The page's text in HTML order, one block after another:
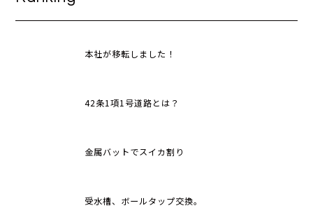
本社が移転しました！
42条1項1号道路とは？
金属バットでスイカ割り
受水槽、ボールタップ交換。